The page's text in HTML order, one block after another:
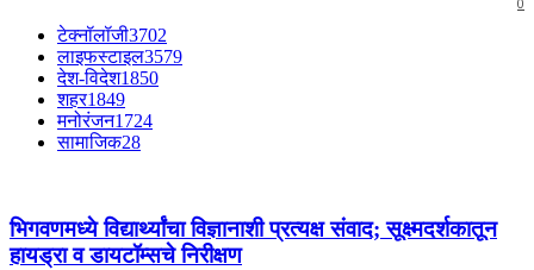
टेक्नॉलॉजी3702
लाइफस्टाइल3579
देश-विदेश1850
शहर1849
मनोरंजन1724
सामाजिक28
भिगवणमध्ये विद्यार्थ्यांचा विज्ञानाशी प्रत्यक्ष संवाद; सूक्ष्मदर्शकातून
हायड्रा व डायटॉम्सचे निरीक्षण